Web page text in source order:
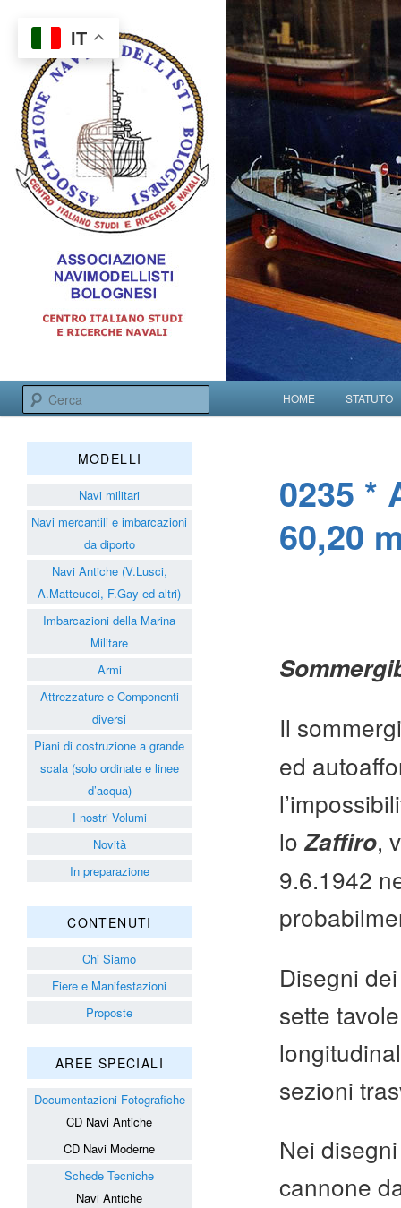
Associazione
Centro italiano studi e ricerche navali
Menu principale
VAI AL
VAI AL
HOME STATUTO
0235 *
60,20
Il
ed
lo Zaffiro,
9.6.1942
Disegni
sette
sezioni
Nei
cannone
MODELLI
Navi militari
Navi mercantili e imbarcazioni
da diporto
Navi Antiche (V.Lusci,
A.Matteucci, F.Gay ed altri)
Imbarcazioni della Marina
Militare
Armi
Attrezzature e Componenti
diversi
Piani di costruzione a grande
scala (solo ordinate e linee
d’acqua)
I nostri Volumi
Novità
In preparazione
CONTENUTI
Chi Siamo
Fiere e Manifestazioni
Proposte
AREE SPECIALI
Documentazioni Fotografiche
CD Navi Antiche
CD Navi Moderne
Schede Tecniche
Navi Antiche
IT